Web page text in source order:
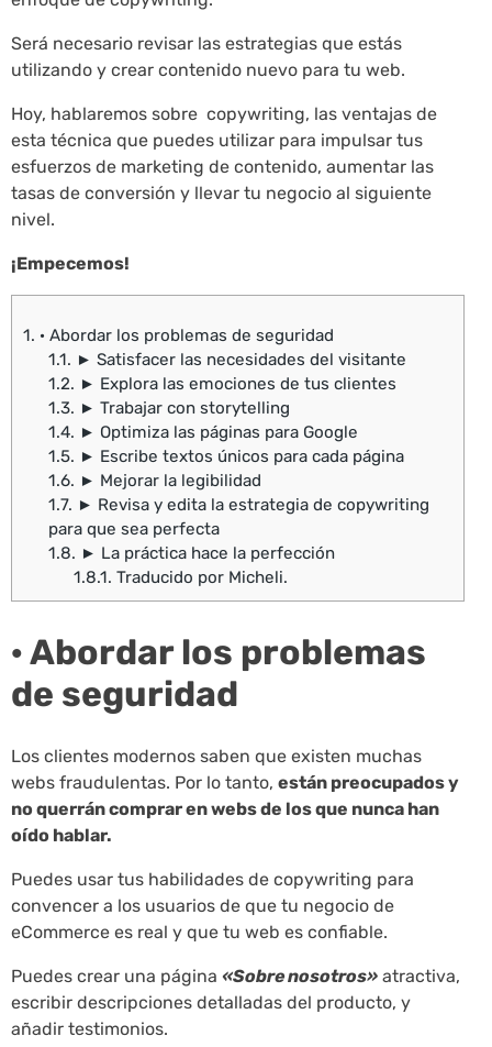
Será necesario revisar las estrategias que estás
utilizando y crear contenido nuevo para tu web.
Hoy, hablaremos sobre copywriting, las ventajas de
esta técnica que puedes utilizar para impulsar tus
esfuerzos de marketing de contenido, aumentar las
tasas de conversión y llevar tu negocio al siguiente
nivel.
¡Empecemos!
1. · Abordar los problemas de seguridad
1.1. ► Satisfacer las necesidades del visitante
1.2. ► Explora las emociones de tus clientes
1.3. ► Trabajar con storytelling
1.4. ► Optimiza las páginas para Google
1.5. ► Escribe textos únicos para cada página
1.6. ► Mejorar la legibilidad
1.7. ► Revisa y edita la estrategia de copywriting
para que sea perfecta
1.8. ► La práctica hace la perfección
1.8.1. Traducido por Micheli.
· Abordar los problemas
de seguridad
Los clientes modernos saben que existen muchas
webs fraudulentas. Por lo tanto, están preocupados y
no querrán comprar en webs de los que nunca han
oído hablar.
Puedes usar tus habilidades de copywriting para
convencer a los usuarios de que tu negocio de
eCommerce es real y que tu web es confiable.
Puedes crear una página «Sobre nosotros» atractiva,
escribir descripciones detalladas del producto, y
añadir testimonios.